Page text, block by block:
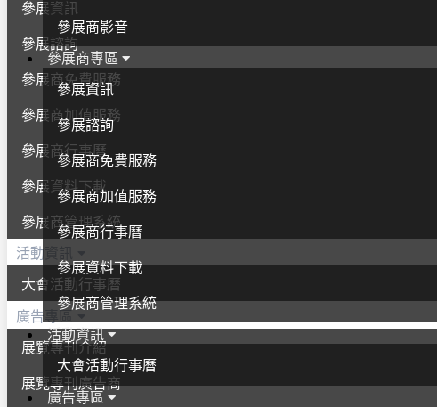
參展商影音
參展商專區
參展資訊
參展諮詢
參展商免費服務
參展商加值服務
參展商行事曆
參展資料下載
參展商管理系統
活動資訊
大會活動行事曆
廣告專區
參展資訊
參展諮詢
參展商免費服務
參展商加值服務
參展商行事曆
參展資料下載
參展商管理系統
活動資訊
大會活動行事曆
廣告專區
展覽專刊介紹
展覽專刊廣告商